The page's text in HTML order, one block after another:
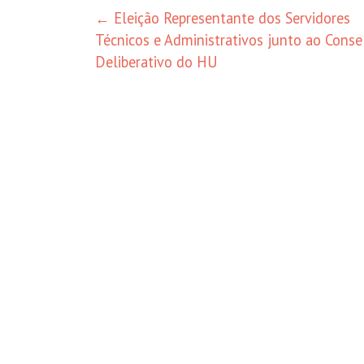
← Eleição Representante dos Servidores
Técnicos e Administrativos junto ao
Deliberativo do HU